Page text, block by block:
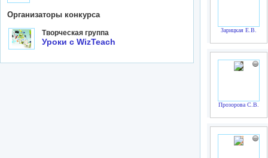
Организаторы конкурса
Творческая группа
Уроки с WizTeach
Зарицкая Е.В.
Прозорова С.В.